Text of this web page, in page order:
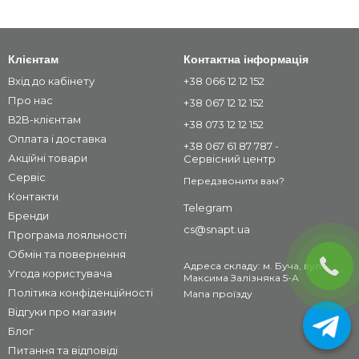
Клієнтам
Вхід до кабінету
Про нас
B2B-клієнтам
Оплата і доставка
Акційні товари
Сервіс
Контакти
Бренди
Програма лояльності
Обмін та повернення
Угода користувача
Політика конфіденційності
Відгуки про магазин
Блог
Питання та відповіді
Контактна інформація
+38 066 12 12 152
+38 067 12 12 152
+38 073 12 12 152
+38 067 61 87 787 -
Сервісний центр
Передзвонити вам?
Telegram
cs@snapt.ua
Адреса складу: м. Буча, вул.
Максима Залізняка 5-А
Мапа проїзду